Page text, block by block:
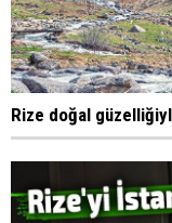
Rize doğal